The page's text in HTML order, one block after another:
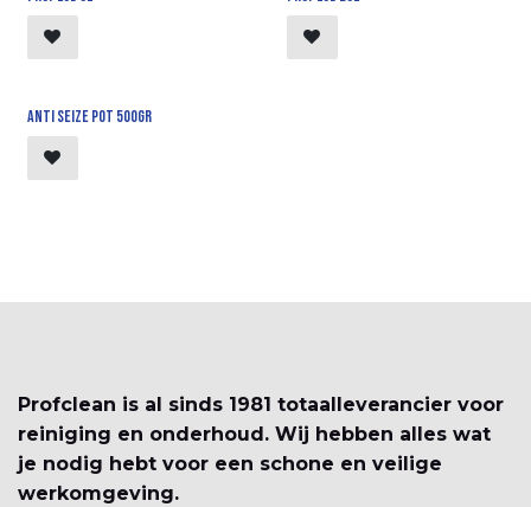
Anti seize pot 500gr
Profclean is al sinds 1981 totaalleverancier voor
reiniging en onderhoud. Wij hebben alles wat
je nodig hebt voor een schone en veilige
werkomgeving.